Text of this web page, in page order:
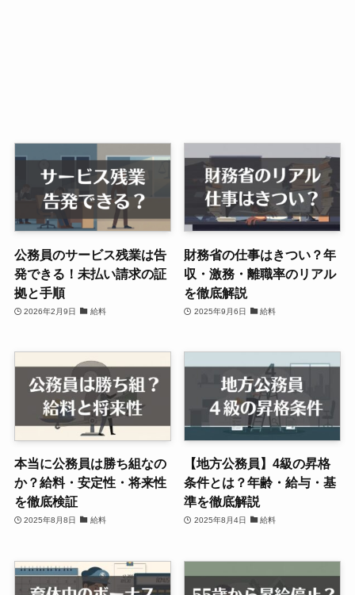
公務員のサービス残業は告
発できる！未払い請求の証
拠と手順
2026年2月9日 給料
財務省の仕事はきつい？年
収・激務・離職率のリアル
を徹底解説
2025年9月6日 給料
本当に公務員は勝ち組なの
か？給料・安定性・将来性
を徹底検証
2025年8月8日 給料
【地方公務員】4級の昇格
条件とは？年齢・給与・基
準を徹底解説
2025年8月4日 給料